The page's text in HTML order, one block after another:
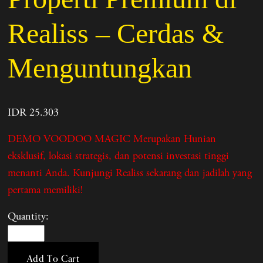
Realiss – Cerdas &
Menguntungkan
IDR 25.303
DEMO VOODOO MAGIC Merupakan Hunian
eksklusif, lokasi strategis, dan potensi investasi tinggi
menanti Anda. Kunjungi Realiss sekarang dan jadilah yang
pertama memiliki!
Quantity:
Add To Cart